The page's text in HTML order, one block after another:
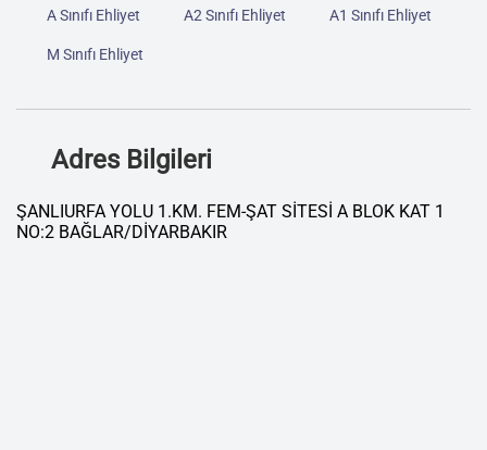
A Sınıfı Ehliyet A2 Sınıfı Ehliyet A1 Sınıfı Ehliyet
M Sınıfı Ehliyet
Adres Bilgileri
ŞANLIURFA YOLU 1.KM. FEM-ŞAT SİTESİ A BLOK KAT 1
NO:2 BAĞLAR/DİYARBAKIR